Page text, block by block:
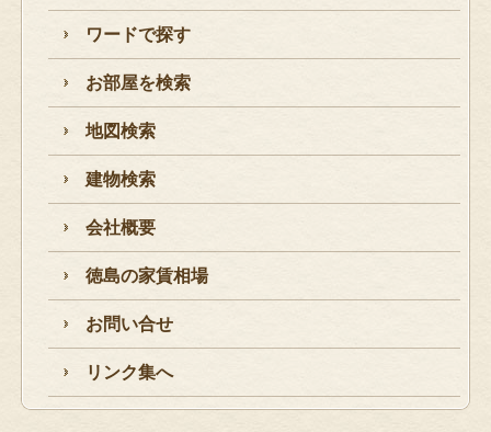
ワードで探す
お部屋を検索
地図検索
建物検索
会社概要
徳島の家賃相場
お問い合せ
リンク集へ